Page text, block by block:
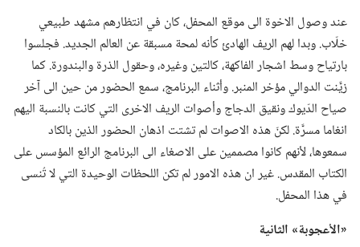
عند وصول الاخوة الى موقع المحفل،‏ كان في انتظارهم مشهد طبيعي
خلّاب.‏ وبدا لهم الريف الهادئ كأنه لمحة مسبقة عن العالم الجديد.‏ فجلسوا
بارتياح وسط اشجار الفاكهة،‏ كالتين وغيره،‏ وحقول الذرة والبندورة.‏ كما
زيَّنت الدوالي مؤخر المنبر.‏ وأثناء البرنامج،‏ سمع الحضور من حين الى آخر
صياح الدّيوك ونقيق الدجاج وأصوات الريف الاخرى التي كانت بالنسبة اليهم
انغاما مسرَّة.‏ لكنّ هذه الاصوات لم تشتت اذهان الحضور الذين بالكاد
سمعوها،‏ لأنهم كانوا مصممين على الاصغاء الى البرنامج الرائع المؤسس على
الكتاب المقدس.‏ غير ان هذه الامور لم تكن اللحظات الوحيدة التي لا تُنسى
في هذا المحفل.‏
‏«الأعجوبة» الثانية